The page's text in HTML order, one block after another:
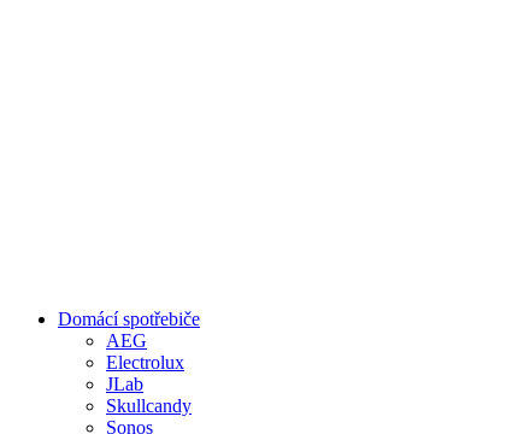
Domácí spotřebiče
AEG
Electrolux
JLab
Skullcandy
Sonos